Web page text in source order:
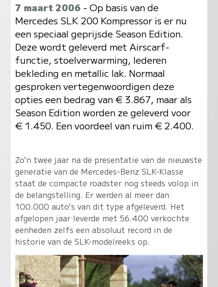
7 maart 2006 - Op basis van de
Mercedes SLK 200 Kompressor is er nu
een speciaal geprijsde Season Edition.
Deze wordt geleverd met Airscarf-
functie, stoelverwarming, lederen
bekleding en metallic lak. Normaal
gesproken vertegenwoordigen deze
opties een bedrag van € 3.867, maar als
Season Edition worden ze geleverd voor
€ 1.450. Een voordeel van ruim € 2.400.
Zo'n twee jaar na de presentatie van de nieuwste
generatie van de Mercedes-Benz SLK-Klasse
staat de compacte roadster nog steeds volop in
de belangstelling. Er werden al meer dan
100.000 auto's van dit type afgeleverd. Het
afgelopen jaar leverde met 56.400 verkochte
eenheden zelfs een absoluut record in de
historie van de SLK-modelreeks op.